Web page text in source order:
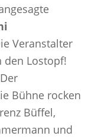
Veranstalter
den Lostopf!
Bühne rocken
Büffel,
und